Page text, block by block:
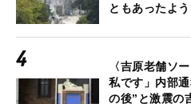
ともあったよう
〈吉原老舗ソ
私です」内部
の後”と激震の